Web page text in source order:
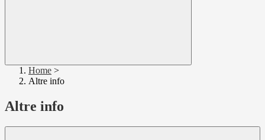
Home >
Altre info
Altre info